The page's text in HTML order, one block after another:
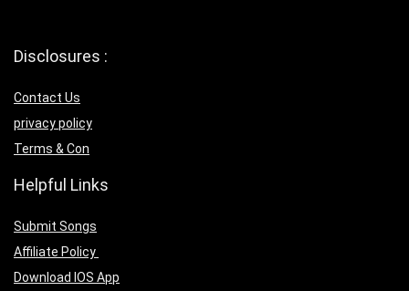
Disclosures :
Contact Us
privacy policy
Terms & Con
Helpful Links
Submit Songs
Affiliate Policy
Download IOS App